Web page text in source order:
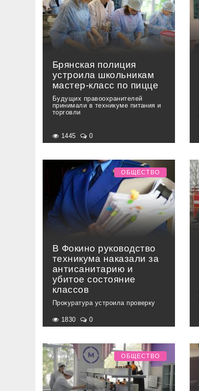
Брянская полиция
устроила школьникам
мастер-класс по пицце
Будущих правоохранителей
принимали в техникуме питания и
торговли
1445 0
В Фокино руководство
техникума наказали за
антисанитарию и
убитое состояние
классов
Прокуратура устроила проверку
ОБЩЕСТВО
1830 0
ОБЩЕСТВО